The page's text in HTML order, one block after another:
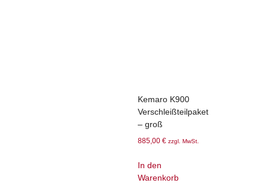
Kemaro K900
Verschleißteilpaket
– groß
885,00 € zzgl. MwSt.
In den
Warenkorb